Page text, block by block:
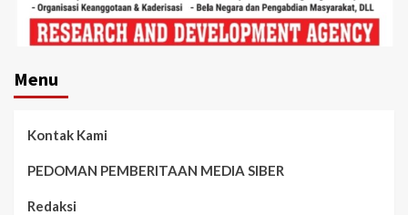
Menu
Kontak Kami
PEDOMAN PEMBERITAAN MEDIA SIBER
Redaksi